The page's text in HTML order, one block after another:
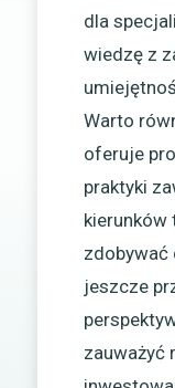
dla
wiedzę z
Warto
oferuje
praktyki
kierunków
zdobywać
jeszcze
zauważyć